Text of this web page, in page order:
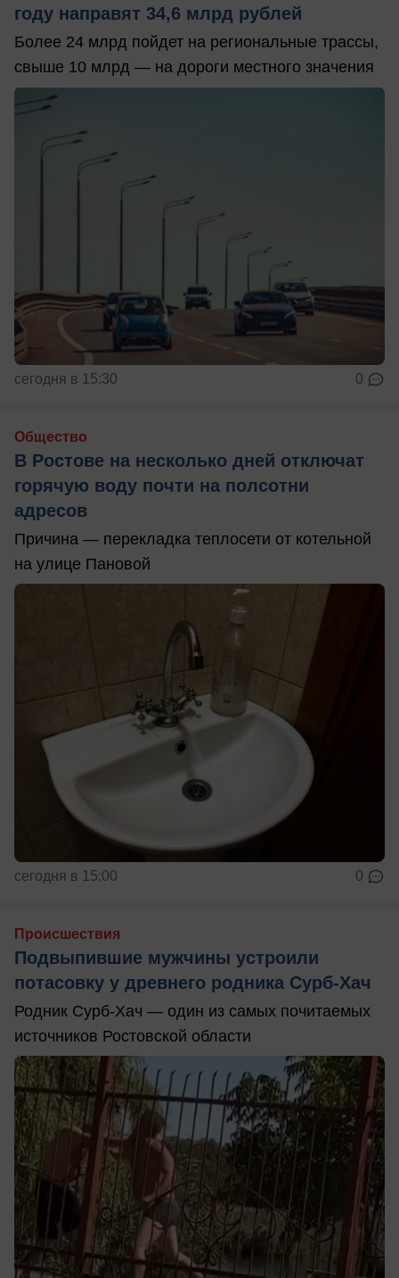
году направят 34,6 млрд рублей
Более 24 млрд пойдет на региональные трассы,
свыше 10 млрд — на дороги местного значения
сегодня в 15:30 0
Общество
В Ростове на несколько дней отключат
горячую воду почти на полсотни
адресов
Причина — перекладка теплосети от котельной
на улице Пановой
сегодня в 15:00 0
Происшествия
Подвыпившие мужчины устроили
потасовку у древнего родника Сурб-Хач
Родник Сурб-Хач — один из самых почитаемых
источников Ростовской области